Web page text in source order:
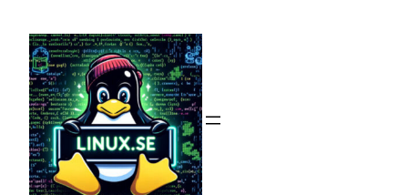
innehåll